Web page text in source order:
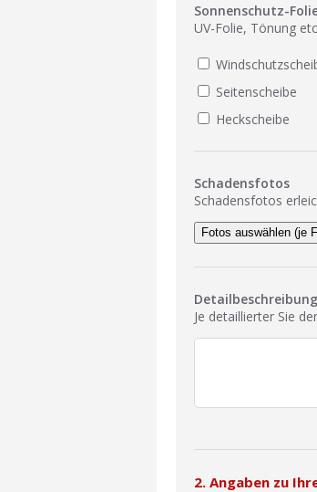
Sonnenschutz-
UV-Folie, Tönung
Seitenscheibe
Heckscheibe
Schadensfotos
Schadensfotos
Fotos auswählen (je
Detailbeschreibung
Je detaillierter Sie
2. Angaben zu